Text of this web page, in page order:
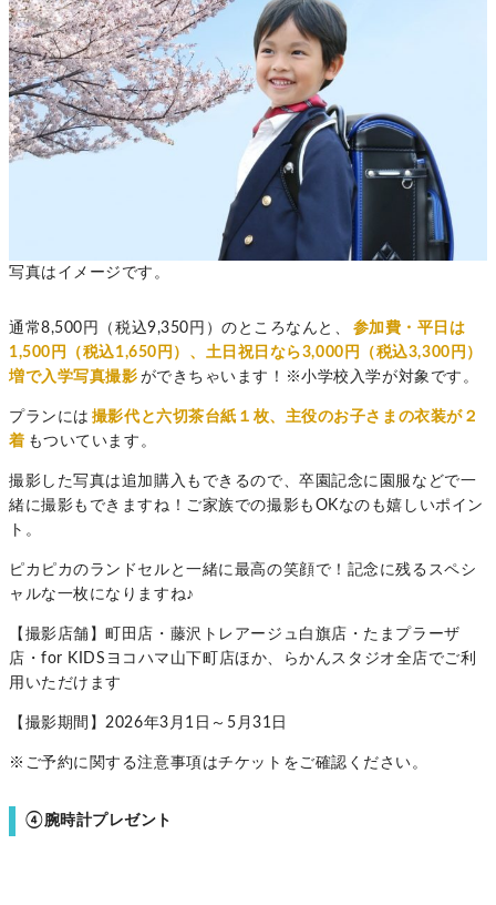
写真はイメージです。
通常8,500円（税込9,350円）のところなんと、
参加費・平日は
1,500円（税込1,650円）、土日祝日なら3,000円（税込3,300円）
増で入学写真撮影 ができちゃいます！※小学校入学が対象です。
プランには 撮影代と六切茶台紙１枚、主役のお子さまの衣装が２
着 もついています。
撮影した写真は追加購入もできるので、卒園記念に園服などで一
緒に撮影もできますね！ご家族での撮影もOKなのも嬉しいポイン
ト。
ピカピカのランドセルと一緒に最高の笑顔で！記念に残るスペシ
ャルな一枚になりますね♪
【撮影店舗】町田店・藤沢トレアージュ白旗店・たまプラーザ
店・for KIDSヨコハマ山下町店ほか、らかんスタジオ全店でご利
用いただけます
【撮影期間】2026年3月1日～5月31日
※ご予約に関する注意事項はチケットをご確認ください。
④腕時計プレゼント